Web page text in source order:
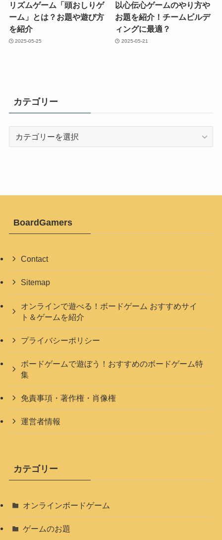
リズムゲーム「頭おしりゲ
ーム」とは？お題や遊び方
を紹介
2025-05-25
以心伝心ゲームのやり方や
お題を紹介！チームビルデ
ィングに最適？
2025-05-21
カテゴリー
BoardGamers
Contact
Sitemap
オンラインで遊べる！ボードゲーム おすすめサイ
ト＆ゲームを紹介
プライバシーポリシー
ボードゲームで遊ぼう！おすすめのボードゲーム特
集
免責事項・著作権・肖像権
運営者情報
カテゴリー
オンラインボードゲーム
ゲームのお題